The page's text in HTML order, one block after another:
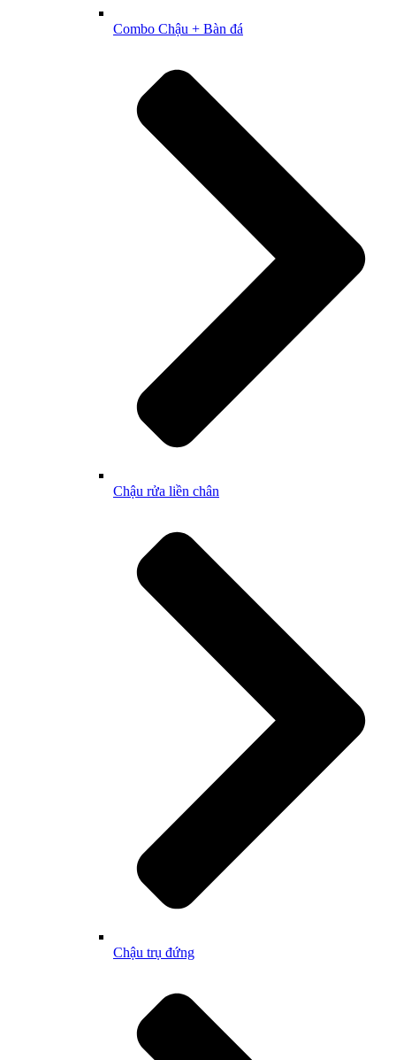
Combo Chậu + Bàn đá
Chậu rửa liền chân
Chậu trụ đứng